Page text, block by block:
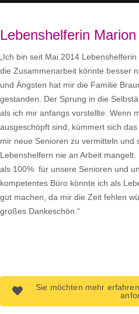
Lebenshelferin
„Ich bin seit Mai 2014
die Zusammenarbeit könnte besser
und Ängsten hat mir die Familie
gestanden. Der Sprung in die
als ich mir anfangs vorstellte. Wenn
ausgeschöpft sind, kümmert sich
mir neue Senioren zu vermitteln und
Lebenshelfern nie an Arbeit
als 100% für unsere Senioren und
kompetentes Büro könnte ich als
gut machen, da mir die Zeit fehlen
großes Dankeschön.“
Sie möchten mehr